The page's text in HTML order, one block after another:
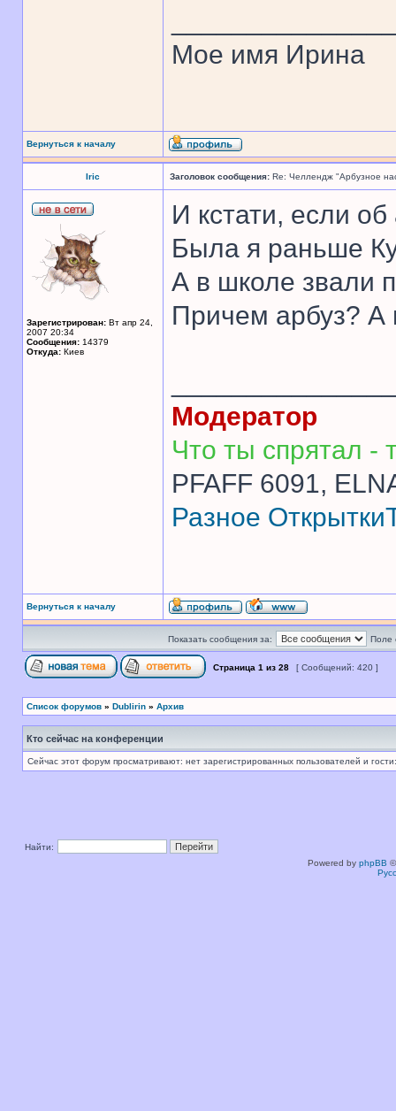
Мое имя Ирина
Вернуться к началу
Iric Заголовок сообщения: Re: Челлендж "Арбузное
Зарегистрирован: Вт апр 24,
2007 20:34
Сообщения: 14379
Откуда: Киев
И кстати, если об
Была я раньше
А в школе звали
Причем арбуз?
Модератор
Что ты спрятал -
PFAFF 6091,
Разное Открытки
Вернуться к началу
Показать сообщения за: Поле
Страница 1 из 28 [ Сообщений: 420 ]
Список форумов » Dublirin » Архив
Кто сейчас на конференции
Сейчас этот форум просматривают: нет зарегистрированных пользователей и
Найти:
Powered by phpBB